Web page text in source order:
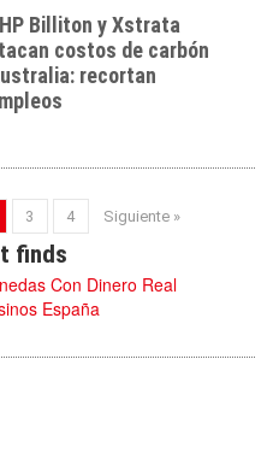
Billiton y Xstrata
costos de carbón
recortan
3 4 Siguiente »
finds
Con Dinero Real
España